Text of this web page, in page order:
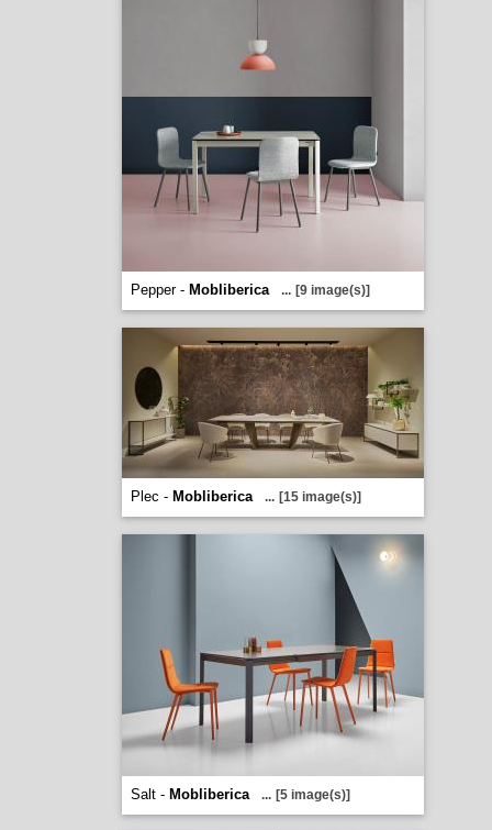
Pepper - Mobliberica ... [9 image(s)]
Plec - Mobliberica ... [15 image(s)]
Salt - Mobliberica ... [5 image(s)]